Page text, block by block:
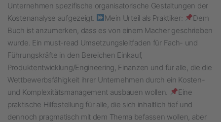
Unternehmen spezifische organisatorische Gestaltungen der
Kostenanalyse aufgezeigt.
Mein Urteil als Praktiker:
Dem
Buch ist anzumerken, dass es von einem Macher geschrieben
wurde. Ein must-read Umsetzungsleitfaden für Fach- und
Führungskräfte in den Bereichen Einkauf,
Produktentwicklung/Engineering, Finanzen und für alle, die die
Wettbewerbsfähigkeit ihrer Unternehmen durch ein Kosten-
und Komplexitätsmanagement ausbauen wollen.
Eine
praktische Hilfestellung für alle, die sich inhaltlich tief und
dennoch pragmatisch mit dem Thema befassen wollen, aber